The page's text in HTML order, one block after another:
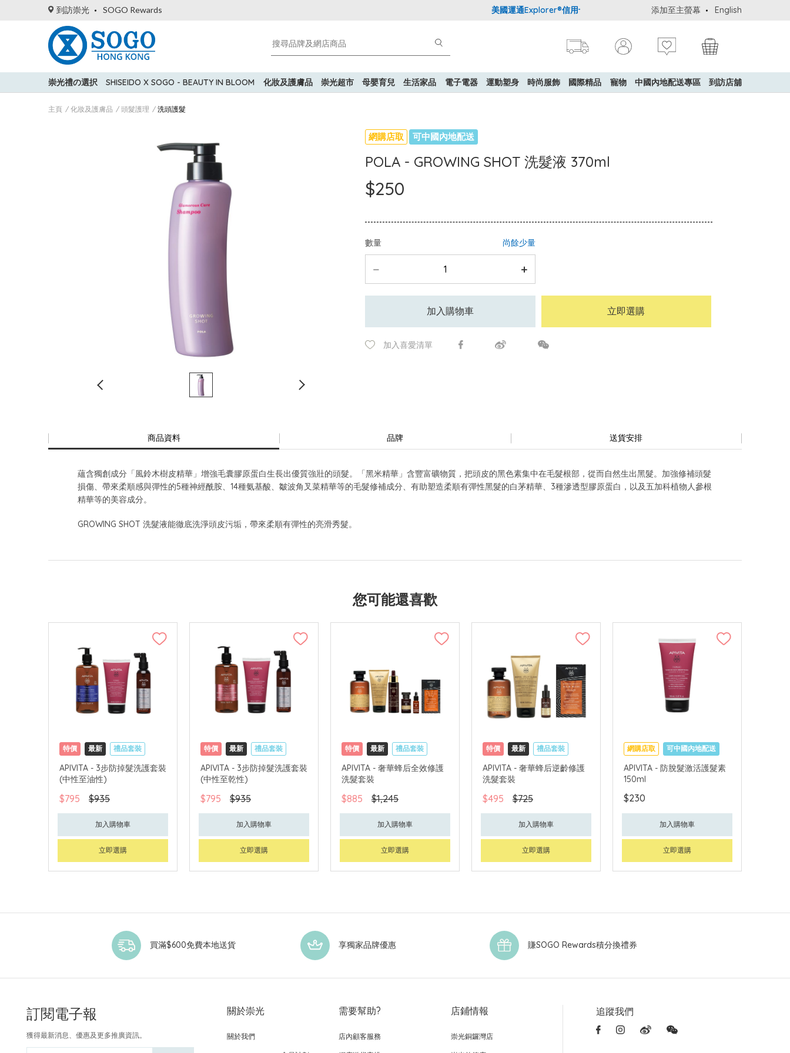
到訪崇光 SOGO Rewards 美國運通Explorer®信用卡會員購物禮遇：高達5%簽賬回贈！ 購買一般貨品(冷凍
添加至主螢幕 English
崇光禮の選択 SHISEIDO X SOGO - BEAUTY IN BLOOM 化妝及護膚品 崇光超市 母嬰育兒 生活家品 電子電器 運動塑身 時尚服飾 國際精品 寵物 中國內地配送專區 到訪店舖
主頁 化妝及護膚品 頭髮護理 洗頭護髮
網購店取 可中國內地配送
POLA - GROWING SHOT 洗髮液 370ml
$250
數量 尚餘少量
加入購物車 立即選購
加入喜愛清單
商品資料 品牌 送貨安排
蘊含獨創成分「風鈴木樹皮精華」增強毛囊膠原蛋白生長出優質強壯的頭髮。「黑米精華」含豐富礦物質，把頭皮的黑色素集中在毛髮根部，從而自然生出黑髮。加強修補頭髮
損傷、帶來柔順感與彈性的5種神經酰胺、14種氨基酸、皺波角叉菜精華等的毛髮修補成分、有助塑造柔順有彈性黑髮的白茅精華、3種滲透型膠原蛋白，以及五加科植物人參根
精華等的美容成分。
GROWING SHOT 洗髮液能徹底洗淨頭皮污垢，帶來柔順有彈性的亮滑秀髮。
您可能還喜歡
特價 最新
禮品套裝
網購店取
可中國內地配送
APIVITA - 3步防掉髮洗護套裝
(中性至油性)
$795 $935
加入購物車
立即選購
特價 最新
禮品套裝
網購店取
可中國內地配送
APIVITA - 3步防掉髮洗護套裝
(中性至乾性)
$795 $935
加入購物車
立即選購
特價 最新
禮品套裝
網購店取
可中國內地配送
APIVITA - 奢華蜂后全效修護
洗髮套裝
$885 $1,245
加入購物車
立即選購
特價 最新
禮品套裝
網購店取
可中國內地配送
APIVITA - 奢華蜂后逆齡修護
洗髮套裝
$495 $725
加入購物車
立即選購
網購店取 可中國內地配送
APIVITA - 防脫髮激活護髮素
150ml
$230
加入購物車
立即選購
買滿$600免費本地送貨 享獨家品牌優惠 賺SOGO Rewards積分換禮券
訂閱電子報
獲得最新消息、優惠及更多推廣資訊。
關於崇光
關於我們
需要幫助?
店內顧客服務
店鋪情報
崇光銅鑼灣店
追蹤我們